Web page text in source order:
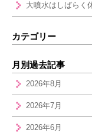
大噴水はしばらく
カテゴリー
月別過去記事
2026年8月
2026年7月
2026年6月